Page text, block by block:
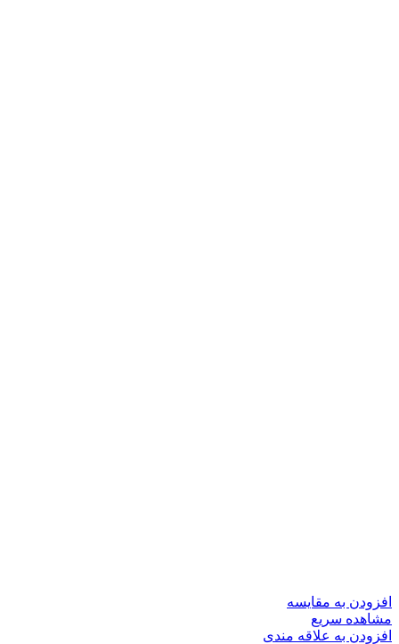
افزودن به مقایسه
مشاهده سریع
افزودن به علاقه مندی